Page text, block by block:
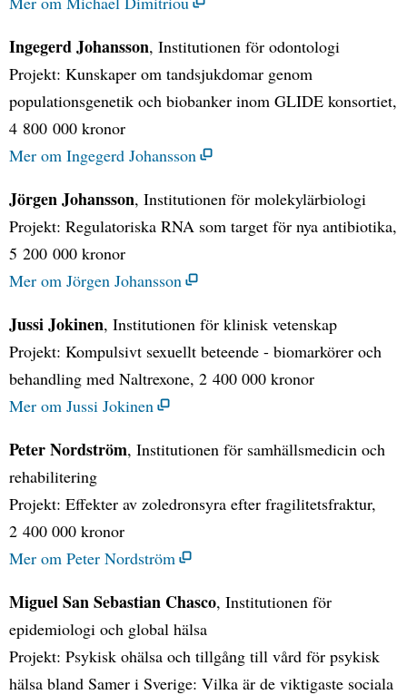
Ingegerd Johansson, Institutionen för odontologi
Projekt: Kunskaper om tandsjukdomar genom
populationsgenetik och biobanker inom GLIDE konsortiet,
4 800 000 kronor
Mer om Ingegerd Johansson
Jörgen Johansson, Institutionen för molekylärbiologi
Projekt: Regulatoriska RNA som target för nya antibiotika,
5 200 000 kronor
Mer om Jörgen Johansson
Jussi Jokinen, Institutionen för klinisk vetenskap
Projekt: Kompulsivt sexuellt beteende - biomarkörer och
behandling med Naltrexone, 2 400 000 kronor
Mer om Jussi Jokinen
Peter Nordström, Institutionen för samhällsmedicin och
rehabilitering
Projekt: Effekter av zoledronsyra efter fragilitetsfraktur,
2 400 000 kronor
Mer om Peter Nordström
Miguel San Sebastian Chasco, Institutionen för
epidemiologi och global hälsa
Projekt: Psykisk ohälsa och tillgång till vård för psykisk
hälsa bland Samer i Sverige: Vilka är de viktigaste sociala